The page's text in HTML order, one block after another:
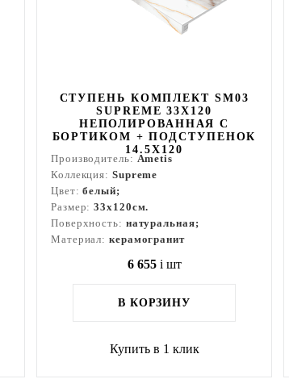
СТУПЕНЬ КОМПЛЕКТ SM03
SUPREME 33X120
НЕПОЛИРОВАННАЯ С
БОРТИКОМ + ПОДСТУПЕНОК
14.5X120
Производитель: Ametis
Коллекция: Supreme
Цвет:белый;
Размер:33x120см.
Поверхность: натуральная;
Материал: керамогранит
6 655 i шт
В КОРЗИНУ
Купить в 1 клик